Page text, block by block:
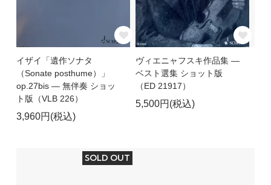
イザイ「遺作ソナタ
（Sonate posthume）」
op.27bis ― 無伴奏 ショッ
ト版（VLB 226）
3,960円(税込)
ヴィエニャフスキ作品集 ―
ベスト選集 ショット版
（ED 21917）
5,500円(税込)
SOLD OUT